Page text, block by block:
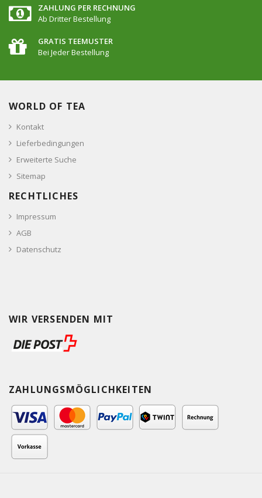
ZAHLUNG PER RECHNUNG
Ab Dritter Bestellung
GRATIS TEEMUSTER
Bei Jeder Bestellung
WORLD OF TEA
Kontakt
Lieferbedingungen
Erweiterte Suche
Sitemap
RECHTLICHES
Impressum
AGB
Datenschutz
WIR VERSENDEN MIT
ZAHLUNGSMÖGLICHKEITEN